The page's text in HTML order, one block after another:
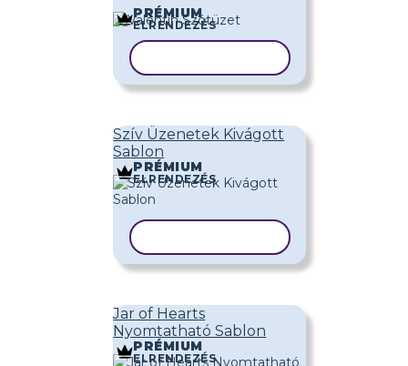
PRÉMIUM
ELRENDEZÉS
Szív Üzenetek Kivágott
Sablon
PRÉMIUM
ELRENDEZÉS
Jar of Hearts
Nyomtatható Sablon
PRÉMIUM
ELRENDEZÉS